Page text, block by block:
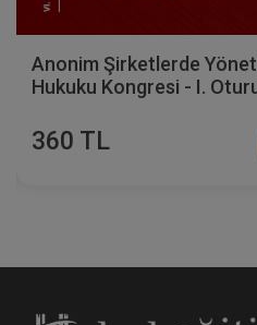
Anonim Şirketlerde
Hukuku Kongresi - I.
360 TL